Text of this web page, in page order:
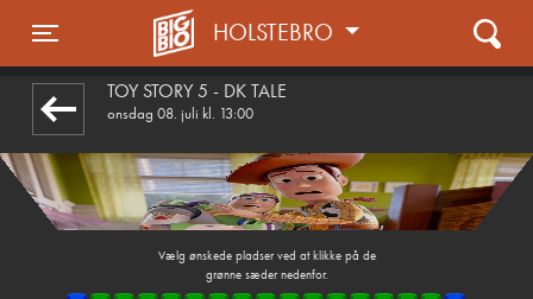
Toggle navigation
HOLSTEBRO
TOY STORY 5 - DK TALE
onsdag 08. juli kl. 13:00
Vælg ønskede pladser ved at klikke på de
grønne sæder nedenfor.
front03-cc 093947